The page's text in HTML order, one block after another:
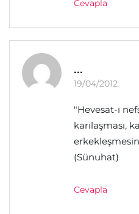
Cevapla
...
19/04/2012
"Hevesat-ı
karılaşması,
(Sünuhat)
Cevapla